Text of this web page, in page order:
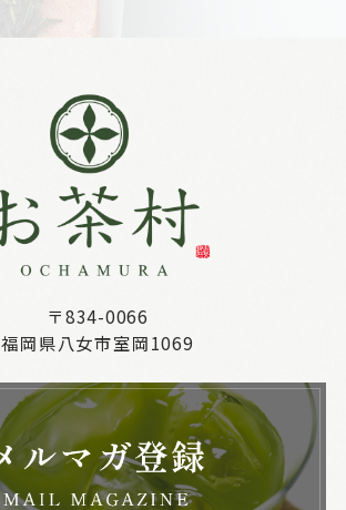
〒834-0066
福岡県八女市室岡1069